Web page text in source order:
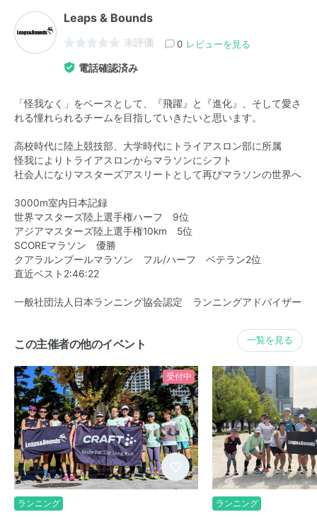
Leaps & Bounds
未評価 0 レビューを見る
電話確認済み
「怪我なく」をベースとして、『飛躍』と『進化』、そして愛さ
れる憧れられるチームを目指していきたいと思います。
高校時代に陸上競技部、大学時代にトライアスロン部に所属
怪我によりトライアスロンからマラソンにシフト
社会人になりマスターズアスリートとして再びマラソンの世界へ
3000m室内日本記録
世界マスターズ陸上選手権ハーフ 9位
アジアマスターズ陸上選手権10km 5位
SCOREマラソン 優勝
クアラルンプールマラソン フル/ハーフ ベテラン2位
直近ベスト2:46:22
一般社団法人日本ランニング協会認定 ランニングアドバイザー
この主催者の他のイベント 一覧を見る
受付中
ランニング ランニング